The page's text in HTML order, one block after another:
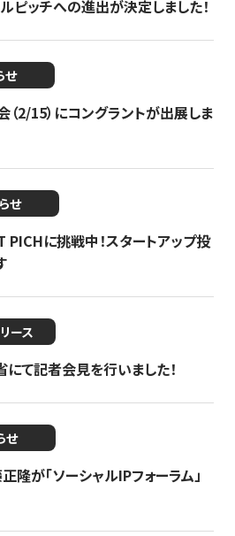
ピッチへの進出が決定しました！
せ
2/15）にコングラントが出展しま
せ
に挑戦中！スタートアップ投
ース
て記者会見を行いました！
せ
隆が「ソーシャルIPフォーラム」